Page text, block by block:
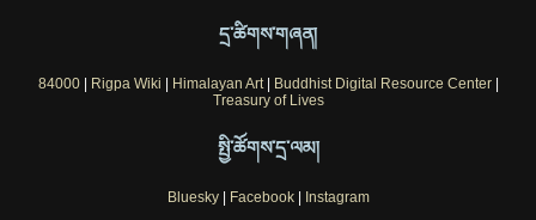
དྲ་ཚིགས་གཞན།
84000| Rigpa Wiki Himalayan Art| Buddhist Digital Resource Center|
Treasury of Lives
སྤྱི་ཚོགས་དྲ་ལམ།
Bluesky| Facebook| Instagram